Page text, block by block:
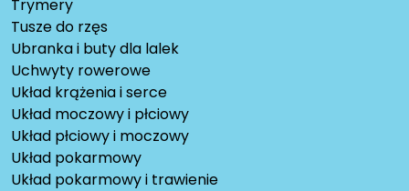
Trymery
Tusze do rzęs
Ubranka i buty dla lalek
Uchwyty rowerowe
Układ krążenia i serce
Układ moczowy i płciowy
Układ płciowy i moczowy
Układ pokarmowy
Układ pokarmowy i trawienie